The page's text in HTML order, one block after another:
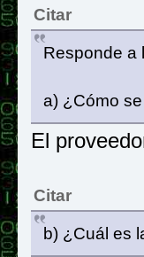
Citar
Responde a
a) ¿Cómo
El
Citar
b) ¿Cuál es